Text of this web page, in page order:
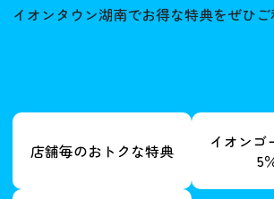
イオンタウン湖南でお得な特典をぜひ
店舗毎のおトクな特典
イオンゴ
5